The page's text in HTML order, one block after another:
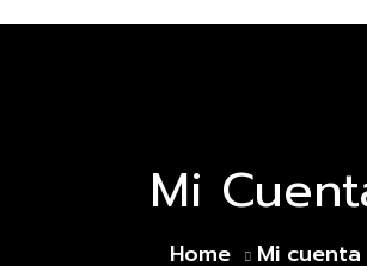
Mi
Home Mi cuenta